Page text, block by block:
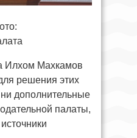
Илхом Махкамов
решения этих
дополнительные
палаты,